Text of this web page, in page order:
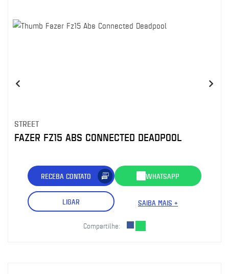
STREET
FAZER FZ15 ABS CONNECTED DEADPOOL
RECEBA CONTATO WHATSAPP
LIGAR SAIBA MAIS +
Compartilhe: